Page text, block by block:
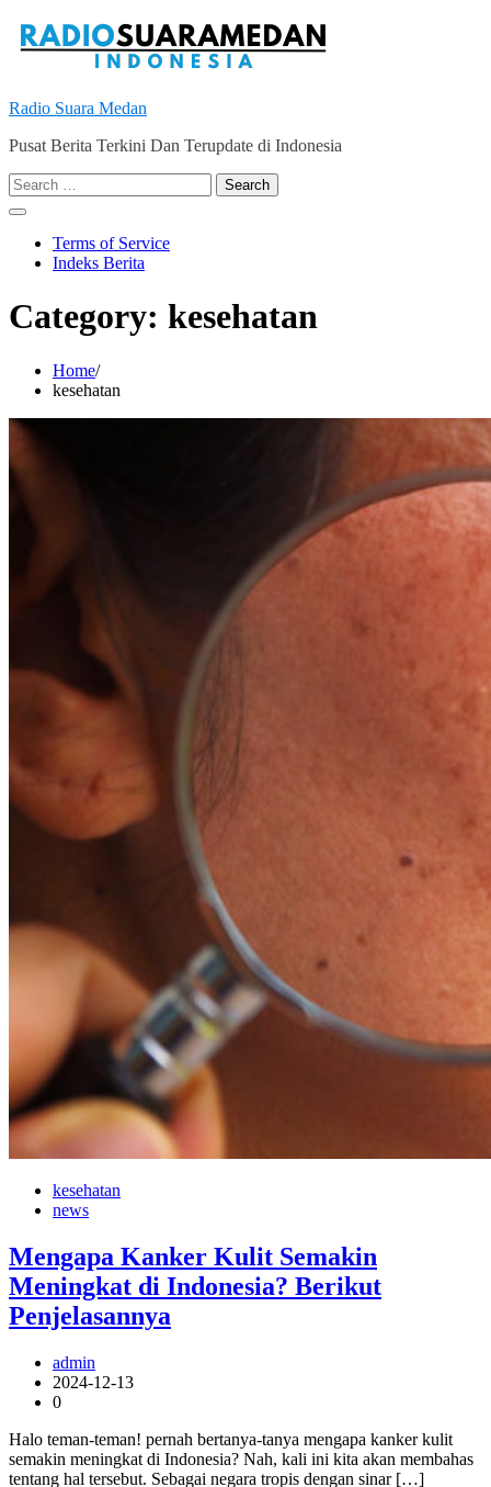
content
Radio Suara Medan
Pusat Berita Terkini Dan Terupdate di Indonesia
Search
for:
Terms of Service
Indeks Berita
Category: kesehatan
Home
kesehatan
kesehatan
news
Mengapa Kanker Kulit Semakin
Meningkat di Indonesia? Berikut
Penjelasannya
admin
2024-12-13
0
Halo teman-teman! pernah bertanya-tanya mengapa kanker kulit
semakin meningkat di Indonesia? Nah, kali ini kita akan membahas
tentang hal tersebut. Sebagai negara tropis dengan sinar […]